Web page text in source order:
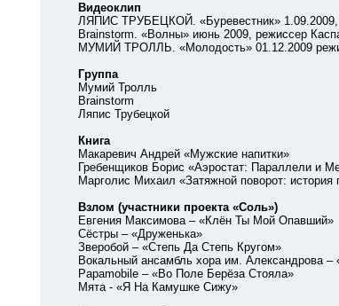
Видеоклип
ЛЯПИС ТРУБЕЦКОЙ. «Буревестник» 1.09.2009,
Brainstorm. «Волны» июнь 2009, режиссер
МУМИЙ ТРОЛЛЬ. «Молодость» 01.12.2009
Группа
Мумий Тролль
Brainstorm
Ляпис Трубецкой
Книга
Макаревич Андрей «Мужские напитки»
Гребенщиков Борис «Аэростат: Параллели и
Марголис Михаил «Затяжной поворот: история
Взлом (участники проекта «Соль»)
Евгения Максимова – «Клён Ты Мой Опавший»
Сёстры – «Друженька»
Зверобой – «Степь Да Степь Кругом»
Вокальный ансамбль хора им. Александрова –
Papamobile – «Во Поле Берёза Стояла»
Мята - «Я На Камушке Сижу»